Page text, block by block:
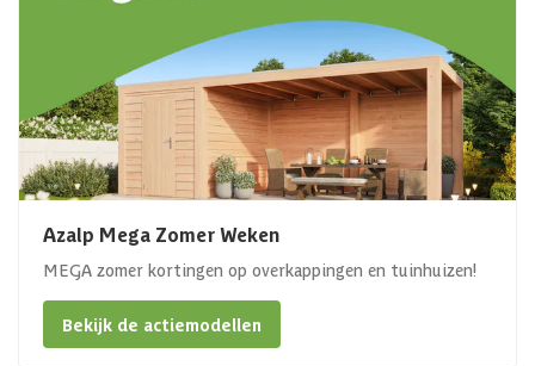
Azalp Mega Zomer Weken
MEGA zomer kortingen op overkappingen en tuinhuizen!
Bekijk de actiemodellen